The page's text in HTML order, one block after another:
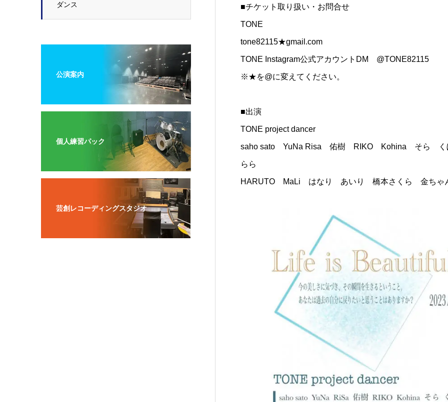
ダンス ■チケット取り扱い・お問合せ
TONE
tone82115★gmail.com
TONE Instagram公式アカウントDM @TONE82115
※★を@に変えてください。
■出演
TONE project dancer
saho sato YuNa Risa 佑樹 RIKO Kohina そら
らら
HARUTO MaLi はなり あいり 橋本さくら 金ちゃ
公演案内
個人練習パック
芸創レコーディングスタジオ